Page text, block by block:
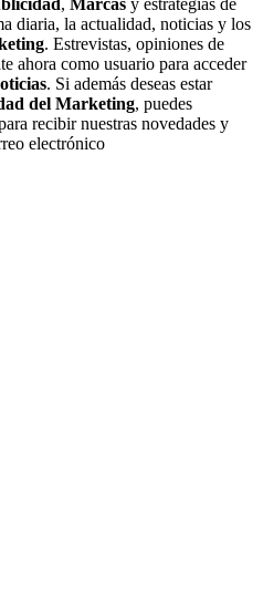
, Marcas y estrategias de
diaria, la actualidad, noticias y los
. Estrevistas, opiniones de
ahora como usuario para acceder
. Si además deseas estar
del Marketing, puedes
recibir nuestras novedades y
electrónico